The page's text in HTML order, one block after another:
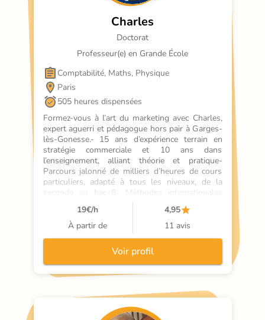
Charles
Doctorat
Professeur(e) en Grande École
Comptabilité, Maths, Physique
Paris
505 heures dispensées
Formez-vous à l’art du marketing avec Charles,
expert aguerri et pédagogue hors pair à Garges-
lès-Gonesse.- 15 ans d’expérience terrain en
stratégie commerciale et 10 ans dans
l’enseignement, alliant théorie et pratique-
Parcours jalonné de milliers d’heures de cours
particuliers, adapté à tous les niveaux, de la
seconde au bac+8- Méthodes internationales
inspirées des meilleures écoles, boostées par
des outils issus des neurosciences- Coach
disponible 7 jours sur 7, transformant chaque
séance en levier de progression concrète-
Approche humaine et conviviale, où
l’apprentissage devient un voyage stimulant,
presque comme dom
19€/h
À partir de
4,95
11 avis
Voir profil